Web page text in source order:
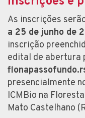
As inscrições
a 25 de junho de
inscrição
edital de abertura
presencialmente
ICMBio na
Mato Castelhano